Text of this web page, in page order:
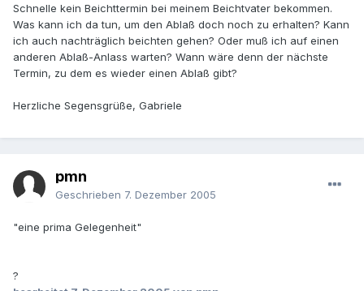
Schnelle kein Beichttermin bei meinem Beichtvater bekommen.
Was kann ich da tun, um den Ablaß doch noch zu erhalten? Kann
ich auch nachträglich beichten gehen? Oder muß ich auf einen
anderen Ablaß-Anlass warten? Wann wäre denn der nächste
Termin, zu dem es wieder einen Ablaß gibt?
Herzliche Segensgrüße, Gabriele
pmn
Geschrieben 7. Dezember 2005
"eine prima Gelegenheit"
?